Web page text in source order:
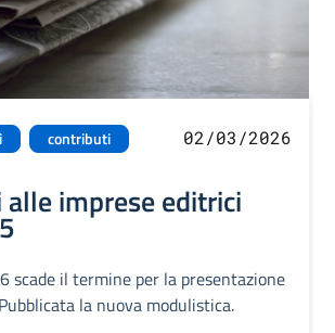
contributi 02/03/2026
imprese editrici
scade il termine per la presentazione
la nuova modulistica.